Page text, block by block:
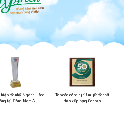
tốt nhất Ngành Hàng
tại Đông Nam Á
Top các công ty niêm yết tốt nhất
theo xếp hạng Forbes